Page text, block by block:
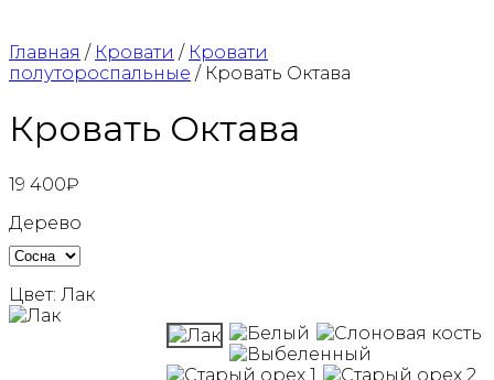
Главная / Кровати / Кровати
полутороспальные / Кровать Октава
Кровать Октава
19 400₽
Дерево
Цвет: Лак